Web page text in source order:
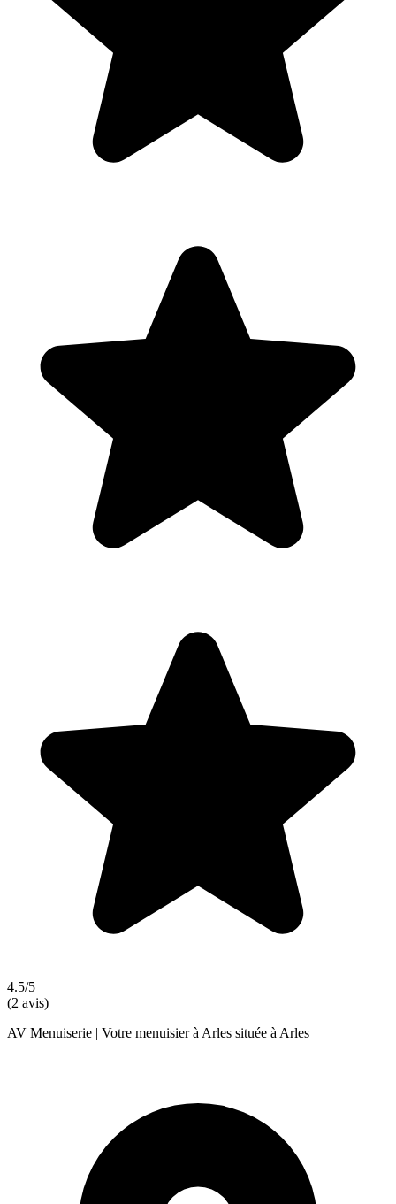
4.5/5
(2 avis)
AV Menuiserie | Votre menuisier à Arles située à Arles